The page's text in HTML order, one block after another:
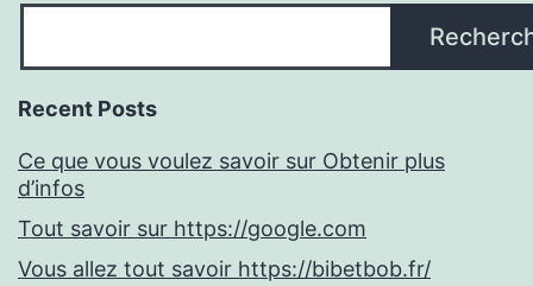
Recent Posts
Ce que vous voulez savoir sur Obtenir plus
d’infos
Tout savoir sur https://google.com
Vous allez tout savoir https://bibetbob.fr/